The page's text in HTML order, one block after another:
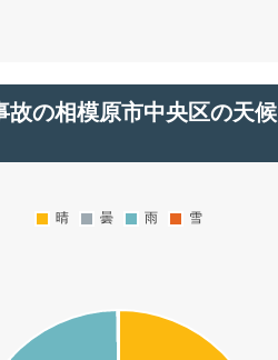
故の相模原市中央区の天候